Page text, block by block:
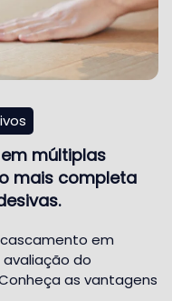
múltiplas
mais completa
em
do
as vantagens